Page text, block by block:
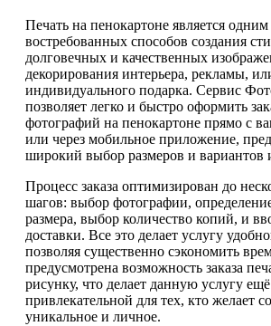
Печать на пенокартоне является одним
востребованных способов создания
долговечных и качественных
декорирования интерьера, рекламы,
индивидуального подарка. Сервис
позволяет легко и быстро оформить
фотографий на пенокартоне прямо с
или через мобильное приложение,
широкий выбор размеров и вариантов
Процесс заказа оптимизирован до
шагов: выбор фотографии,
размера, выбор количество копий, и
доставки. Все это делает услугу
позволяя существенно сэкономить
предусмотрена возможность заказа
рисунку, что делает данную услугу
привлекательной для тех, кто желает
уникальное и личное.